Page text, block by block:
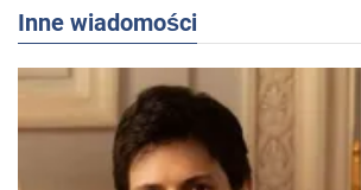
Inne wiadomości